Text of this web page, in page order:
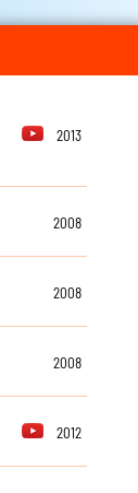
2013
2008
2008
2008
2012